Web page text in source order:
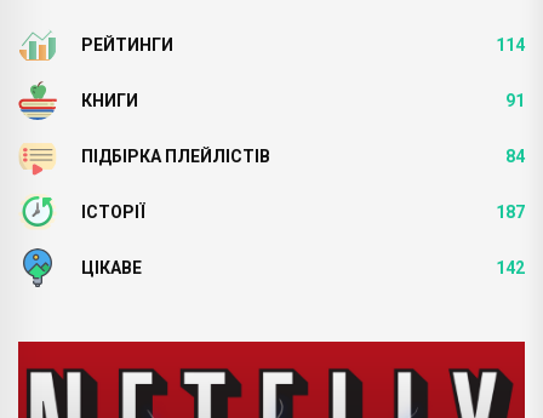
РЕЙТИНГИ 114
КНИГИ 91
ПІДБІРКА ПЛЕЙЛІСТІВ 84
ІСТОРІЇ 187
ЦІКАВЕ 142